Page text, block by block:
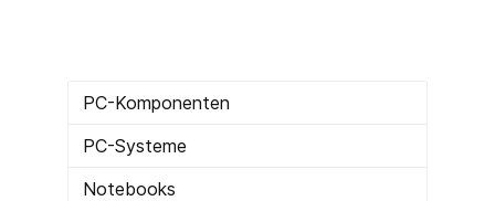
PC-Komponenten
PC-Systeme
Notebooks